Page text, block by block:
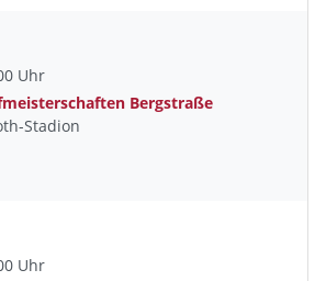
Uhr
Bergstraße
Stadion
Uhr